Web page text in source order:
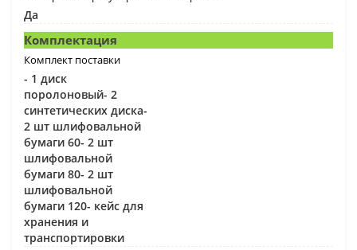
Да
Комплектация
Комплект поставки
- 1 диск
поролоновый- 2
синтетических диска-
2 шт шлифовальной
бумаги 60- 2 шт
шлифовальной
бумаги 80- 2 шт
шлифовальной
бумаги 120- кейс для
хранения и
транспортировки